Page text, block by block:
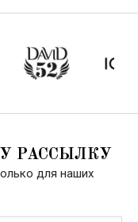
РАССЫЛКУ
для наших